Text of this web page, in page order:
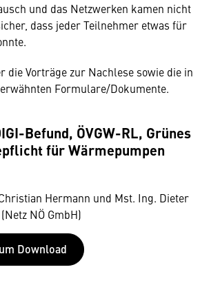
und das Netzwerken kamen nicht
dass jeder Teilnehmer etwas für
die Vorträge zur Nachlese sowie die in
Formulare/Dokumente.
Befund, ÖVGW-RL, Grünes
für Wärmepumpen
Hermann und Mst. Ing. Dieter
NÖ GmbH)
Download